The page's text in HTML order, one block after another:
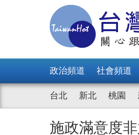
政治頻道 社會頻道
台北 新北 桃園
施政滿意度